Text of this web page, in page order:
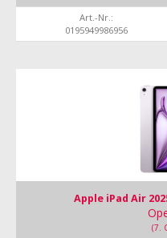
Art.-Nr.:
0195949986956
Apple iPad Air
(7.